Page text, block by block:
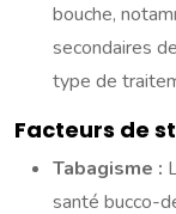
bouche,
secondaires
type de
Facteurs de
Tabagisme :
santé bucco-